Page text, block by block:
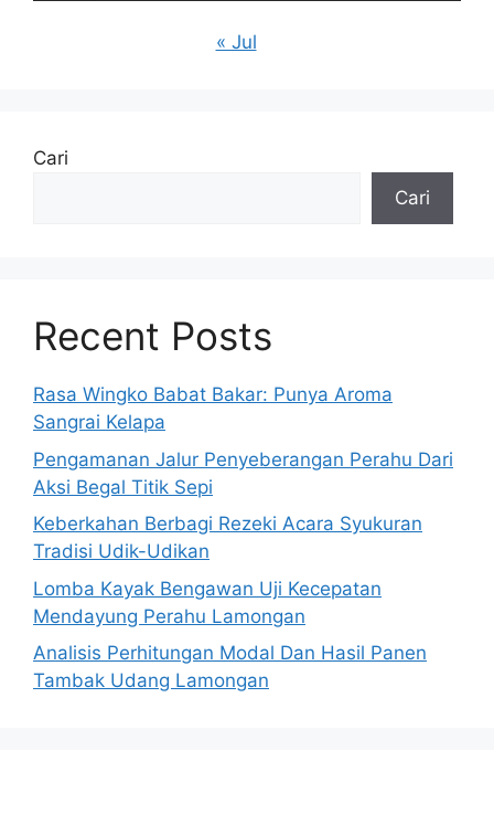
« Jul
Cari
Cari
Recent Posts
Rasa Wingko Babat Bakar: Punya Aroma
Sangrai Kelapa
Pengamanan Jalur Penyeberangan Perahu Dari
Aksi Begal Titik Sepi
Keberkahan Berbagi Rezeki Acara Syukuran
Tradisi Udik-Udikan
Lomba Kayak Bengawan Uji Kecepatan
Mendayung Perahu Lamongan
Analisis Perhitungan Modal Dan Hasil Panen
Tambak Udang Lamongan